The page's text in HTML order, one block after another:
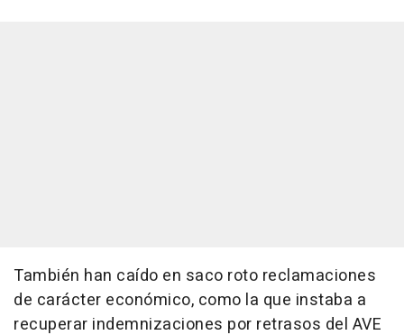
También han caído en saco roto reclamaciones
de carácter económico, como la que instaba a
recuperar indemnizaciones por retrasos del AVE